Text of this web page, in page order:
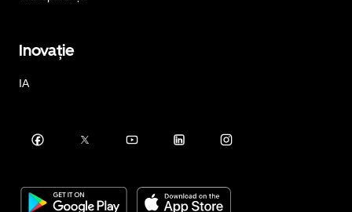
Inovație
IA